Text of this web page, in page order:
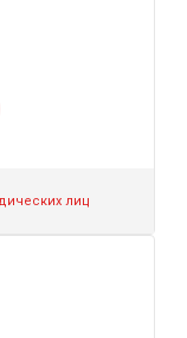
лиц